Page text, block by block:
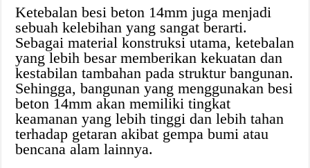
Ketebalan besi beton 14mm juga menjadi
sebuah kelebihan yang sangat berarti.
Sebagai material konstruksi utama, ketebalan
yang lebih besar memberikan kekuatan dan
kestabilan tambahan pada struktur bangunan.
Sehingga, bangunan yang menggunakan besi
beton 14mm akan memiliki tingkat
keamanan yang lebih tinggi dan lebih tahan
terhadap getaran akibat gempa bumi atau
bencana alam lainnya.